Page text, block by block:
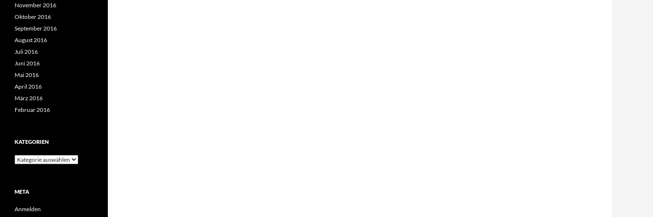
November 2016
Oktober 2016
September 2016
August 2016
Juli 2016
Juni 2016
Mai 2016
April 2016
März 2016
Februar 2016
KATEGORIEN
Kategorien
META
Anmelden